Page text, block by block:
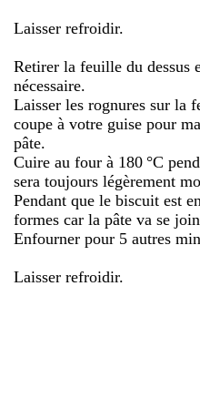
Laisser refroidir.
Retirer la feuille du dessus
nécessaire.
Laisser les rognures sur la
coupe à votre guise pour
pâte.
Cuire au four à 180 °C
sera toujours légèrement
Pendant que le biscuit est
formes car la pâte va se
Enfourner pour 5 autres
Laisser refroidir.